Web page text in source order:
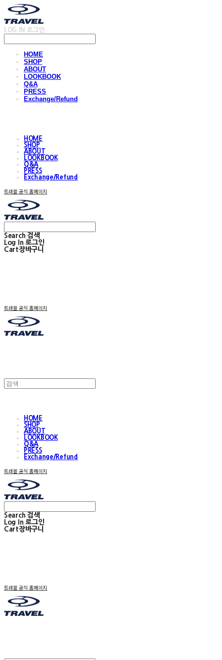
LOG IN 로그인
HOME
SHOP
ABOUT
LOOKBOOK
Q&A
PRESS
Exchange/Refund
HOME
SHOP
ABOUT
LOOKBOOK
Q&A
PRESS
Exchange/Refund
트래블 공식 홈페이지
Search 검색
Log In 로그인
Cart장바구니
트래블 공식 홈페이지
HOME
SHOP
ABOUT
LOOKBOOK
Q&A
PRESS
Exchange/Refund
트래블 공식 홈페이지
Search 검색
Log In 로그인
Cart장바구니
트래블 공식 홈페이지